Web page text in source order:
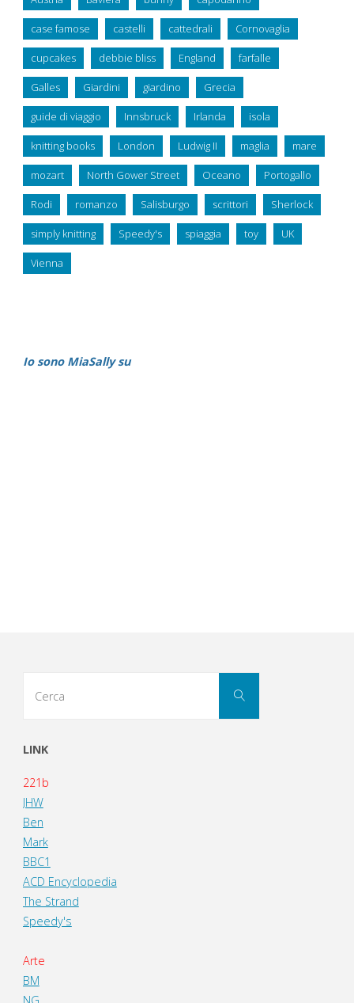
case famose castelli cattedrali Cornovaglia
cupcakes debbie bliss England farfalle
Galles Giardini giardino Grecia
guide di viaggio Innsbruck Irlanda isola
knitting books London Ludwig II maglia mare
mozart North Gower Street Oceano Portogallo
Rodi romanzo Salisburgo scrittori Sherlock
simply knitting Speedy's spiaggia toy UK
Vienna
Io sono MiaSally su
Cerca
LINK
221b
JHW
Ben
Mark
BBC1
ACD Encyclopedia
The Strand
Speedy's
Arte
BM